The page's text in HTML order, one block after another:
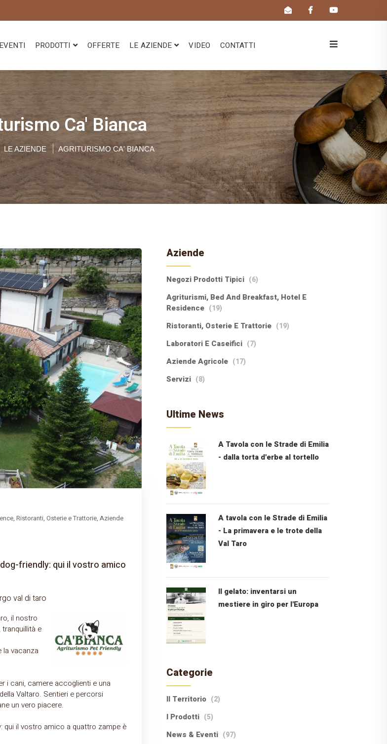
PRODOTTI OFFERTE LE AZIENDE VIDEO CONTATTI
Ca' Bianca
LE AZIENDE AGRITURISMO CA' BIANCA
Ristoranti, Osterie e Trattorie, Aziende
friendly: qui il vostro amico
val di taro
il nostro
e
la vacanza
i cani, camere accoglienti e una
Valtaro. Sentieri e percorsi
un vero piacere.
qui il vostro amico a quattro zampe è
Aziende
Negozi Prodotti Tipici (6)
Agriturismi, Bed And Breakfast, Hotel E
Residence (19)
Ristoranti, Osterie E Trattorie (19)
Laboratori E Caseifici (7)
Aziende Agricole (17)
Servizi (8)
Ultime News
A Tavola con le Strade di Emilia
- dalla torta d'erbe al tortello
A tavola con le Strade di Emilia
- La primavera e le trote della
Val Taro
Il gelato: inventarsi un
mestiere in giro per l'Europa
Categorie
Il Territorio (2)
I Prodotti (5)
News & Eventi (97)